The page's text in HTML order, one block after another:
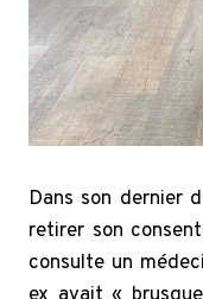
Dans son dernier
retirer son
consulte un